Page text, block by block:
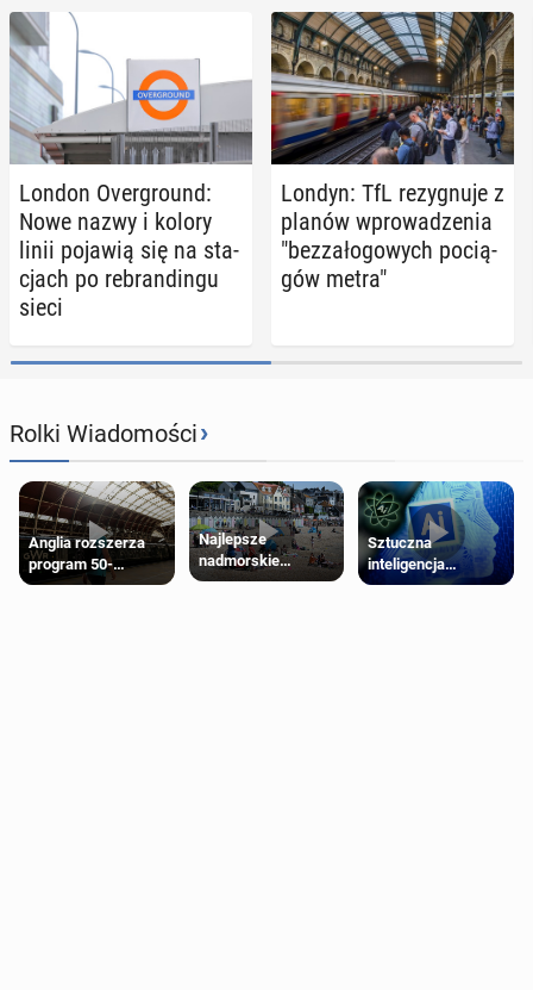
London Over­gro­und:
Nowe nazwy i kolory
linii pojawią się na sta­
cjach po re­bran­din­gu
sieci
Londyn: TfL re­zy­gnu­je z
planów wpro­wa­dze­nia
"bez­za­ło­go­wych po­cią­
gów metra"
Rolki Wiadomości›
Anglia rozszerza
program 50-
procentowych
Najlepsze
nadmorskie
miasteczko blisko
Sztuczna
inteligencja
próbowała oszukać